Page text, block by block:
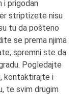
i prigodan
striptizete nisu
tu da pošteno
se prema njima
spremni ste da
Pogledajte
kontaktirajte i
te svim drugim